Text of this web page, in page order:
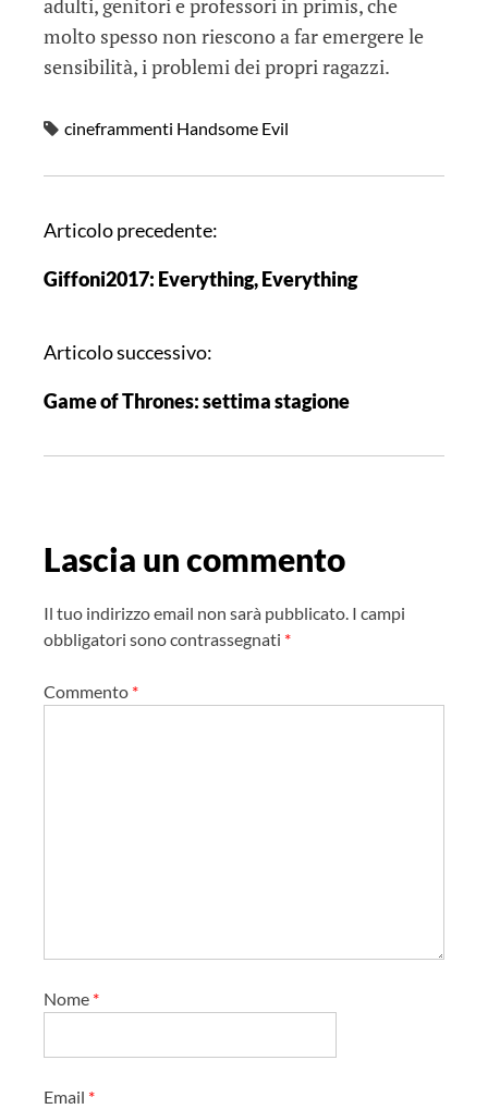
adulti, genitori e professori in primis, che
molto spesso non riescono a far emergere le
sensibilità, i problemi dei propri ragazzi.
cineframmenti Handsome Evil
N
v
g
z
o
a
t
i
o
Articolo precedente:
Giffoni2017: Everything, Everything
Articolo successivo:
Game of Thrones: settima stagione
Lascia un commento
Il tuo indirizzo email non sarà pubblicato. I campi
obbligatori sono contrassegnati *
Commento *
Nome *
Email *